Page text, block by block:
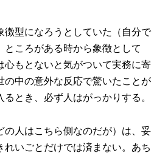
徴型になろうとしていた（自分で
ところがある時から象徴として
心もとないと気がついて実務に寄
の中の意外な反応で驚いたことが
とき、必ず人はがっかりする。
の人はこちら側なのだが）は、妥
れいごとだけでは済まない。あち